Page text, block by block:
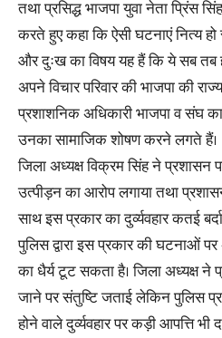
तथा प्रसिद्ध भाजपा युवा नेता प्रिंस
करते हुए कहा कि ऐसी घटनाएं नित्य हो
और दुःख का विषय यह हैं कि ये सब तब
अपने विचार परिवार की भाजपा की
प्रशाशनिक अधिकारी भाजपा व संघ
उनका सामाजिक शोषण करने लगते हैं।
जिला अध्यक्ष विक्रम सिंह ने प्रशासन
उत्पीड़न का आरोप लगाया तथा
साथ इस प्रकार का दुर्व्यवहार कतई
पुलिस द्वारा इस प्रकार की घटनाओं
का धैर्य टूट सकता है। जिला अध्यक्ष ने
जाने पर संतुष्टि जताई लेकिन पुलिस
होने वाले दुर्व्यवहार पर कड़ी आपत्ति भी